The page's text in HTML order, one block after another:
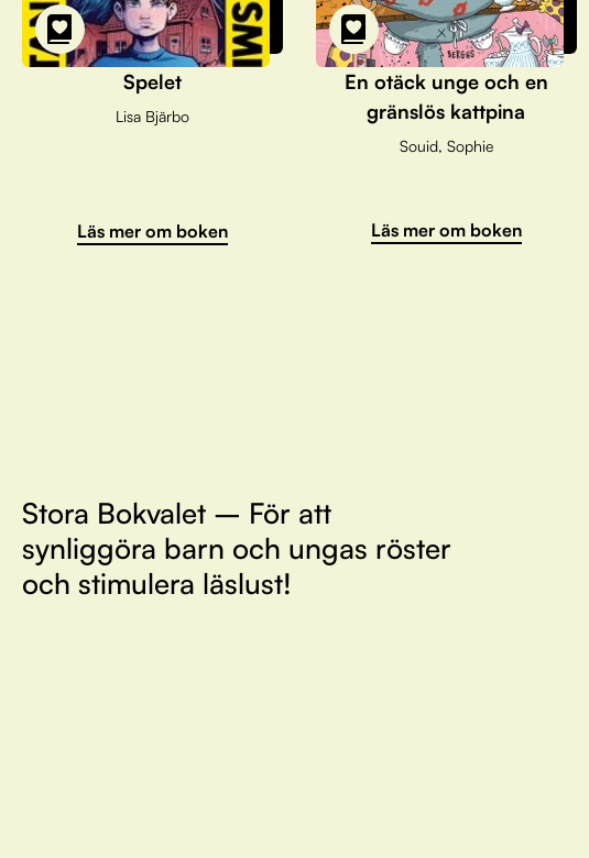
Spelet
Lisa Bjärbo
Läs mer om boken
En otäck unge och en
gränslös kattpina
Souid, Sophie
Läs mer om boken
Stora Bokvalet – För att
synliggöra barn och ungas röster
och stimulera läslust!